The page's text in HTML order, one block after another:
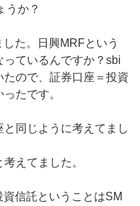
うか？
た。日興MRFという
ているんですか？sbi
ので、証券口座＝投資
たです。
同じように考えてまし
えてました。
信託ということはSM